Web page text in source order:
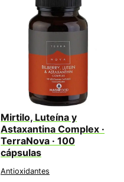
Mirtilo, Luteína y
Astaxantina Complex ·
TerraNova · 100
cápsulas
Antioxidantes